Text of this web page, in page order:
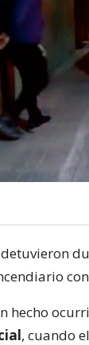
hecho
, cuando